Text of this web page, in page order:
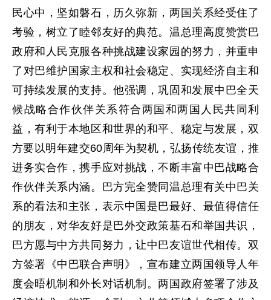
民心中，坚如磐石，历久弥新，两国关系经受住了
考验，树立了睦邻友好的典范。温总理高度赞赏巴
政府和人民克服各种挑战建设家园的努力，并重申
了对巴维护国家主权和社会稳定、实现经济自主和
可持续发展的支持。他强调，巩固和发展中巴全天
候战略合作伙伴关系符合两国和两国人民共同利
益，有利于本地区和世界的和平、稳定与发展，双
方要以明年建交60周年为契机，弘扬传统友谊，推
进务实合作，携手应对挑战，不断丰富中巴战略合
作伙伴关系内涵。巴方完全赞同温总理有关中巴关
系的看法和主张，表示中国是巴最好、最值得信任
的朋友，对华友好是巴外交政策基石和举国共识，
巴方愿与中方共同努力，让中巴友谊世代相传。双
方签署《中巴联合声明》，宣布建立两国领导人年
度会晤机制和外长对话机制。两国政府签署了涉及